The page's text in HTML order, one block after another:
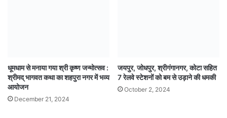
धूमधाम से मनाया गया श्री कृष्ण जन्मोत्सव :
श्रीमद् भागवत कथा का शहपुरा नगर में भव्य
आयोजन
December 21, 2024
जयपुर, जोधपुर, श्रीगंगानगर, कोटा सहित
7 रेलवे स्टेशनों को बम से उड़ाने की धमकी
October 2, 2024